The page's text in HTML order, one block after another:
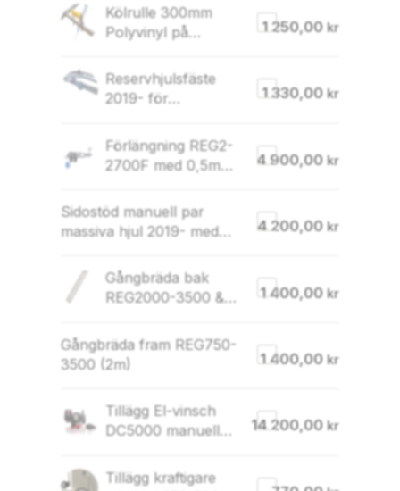
Kölrulle 300mm
Polyvinyl på
80×40 rör)
1 250,00 kr
Reservhjulsfäste
2019- för
1 330,00 kr
Förlängning REG2-
2700F med 0,5m
7,6m)
4 900,00 kr
Sidostöd manuell par
massiva hjul 2019- med
4 200,00 kr
Gångbräda bak
REG2000-3500 &
2019-
1 400,00 kr
Gångbräda fram REG750-
3500 (2m)
1 400,00 kr
Tillägg El-vinsch
DC5000 manuell
14 200,00 kr
Tillägg kraftigare